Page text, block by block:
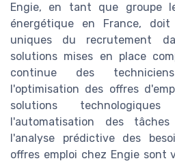
Engie, en tant que groupe
énergétique en France,
uniques du recrutement
solutions mises en place
continue des
l'optimisation des offres
solutions
l'automatisation des
l'analyse prédictive des
offres emploi chez Engie sont